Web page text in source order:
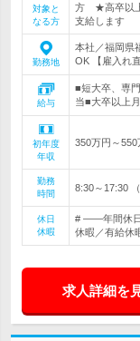
対象と
なる方
方 ★高卒以
支給します
勤務地
本社／福岡県
OK 【雇入れ
給与
■短大卒、専
当■大卒以上
初年度
年収
350万円～550
勤務
時間
8:30～17:30
休日
休暇
# ――年間休
休暇／有給休
求人詳細を